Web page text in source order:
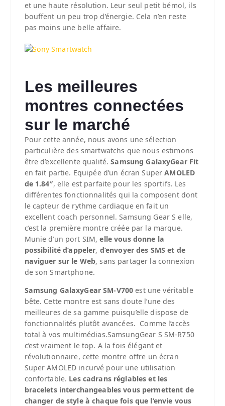
et une haute résolution. Leur seul petit bémol, ils
bouffent un peu trop d’énergie. Cela n’en reste
pas moins une belle affaire.
Les meilleures
montres connectées
sur le marché
Pour cette année, nous avons une sélection
particulière des smartwatchs que nous estimons
être d’excellente qualité.Samsung GalaxyGear Fit
en fait partie. Equipée d’un écran Super AMOLED
de 1.84″, elle est parfaite pour les sportifs. Les
différentes fonctionnalités qui la composent dont
le capteur de rythme cardiaque en fait un
excellent coach personnel. Samsung Gear S elle,
c’est la première montre créée par la marque.
Munie d’un port SIM, elle vous donne la
possibilité d’appeler, d’envoyer des SMS et de
naviguer sur le Web, sans partager la connexion
de son Smartphone.
Samsung GalaxyGear SM-V700 est une véritable
bête. Cette montre est sans doute l’une des
meilleures de sa gamme puisqu’elle dispose de
fonctionnalités plutôt avancées. Comme l’accès
total à vos multimédias.SamsungGear S SM-R750
c’est vraiment le top. A la fois élégant et
révolutionnaire, cette montre offre un écran
Super AMOLED incurvé pour une utilisation
confortable. Les cadrans réglables et les
bracelets interchangeables vous permettent de
changer de style à chaque fois que l’envie vous